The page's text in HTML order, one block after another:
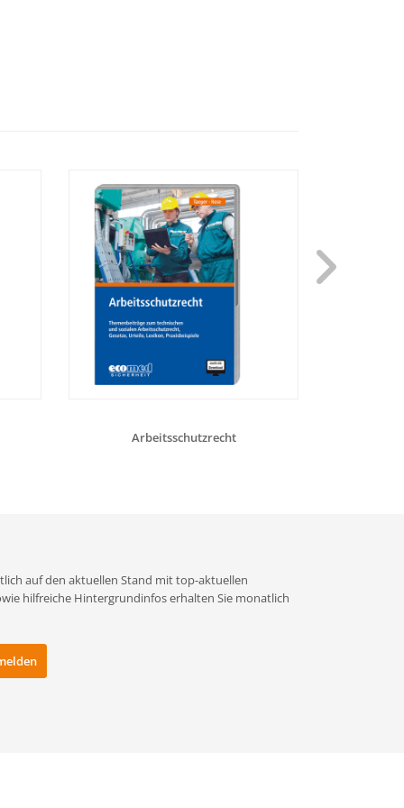
Arbeitsschutzrecht
auf den aktuellen Stand mit top-aktuellen
hilfreiche Hintergrundinfos erhalten Sie monatlich